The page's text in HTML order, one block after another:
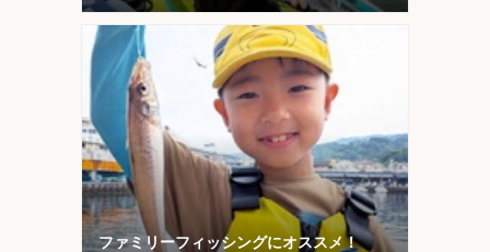
ファミリーフィッシングにオススメ！